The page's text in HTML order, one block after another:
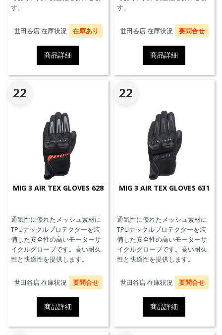
す。
世田谷店 在庫状況 在庫あり
商品詳細
す。
世田谷店 在庫状況 要問合せ
商品詳細
22
MIG 3 AIR TEX GLOVES 628
通気性に優れたメッシュ素材に
TPUナックルプロテクターを装
備した安全性の高いモーターサ
イクルグローブです。高い耐久
性と快適性を提供します。
世田谷店 在庫状況 要問合せ
商品詳細
22
MIG 3 AIR TEX GLOVES 631
通気性に優れたメッシュ素材に
TPUナックルプロテクターを装
備した安全性の高いモーターサ
イクルグローブです。高い耐久
性と快適性を提供します。
世田谷店 在庫状況 要問合せ
商品詳細